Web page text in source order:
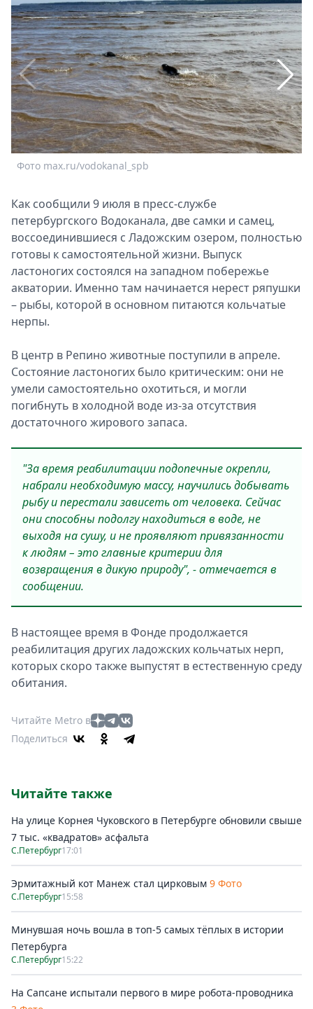
релизы
О
Metro
Стримы
Спецпроекты
Звезды
Выборы
2026
Скачай
Metro
Фото max.ru/vodokanal_spb
Как сообщили 9 июля в пресс-службе
петербургского Водоканала, две самки и самец,
воссоединившиеся с Ладожским озером, полностью
готовы к самостоятельной жизни. Выпуск
ластоногих состоялся на западном побережье
акватории. Именно там начинается нерест ряпушки
– рыбы, которой в основном питаются кольчатые
нерпы.
В центр в Репино животные поступили в апреле.
Состояние ластоногих было критическим: они не
умели самостоятельно охотиться, и могли
погибнуть в холодной воде из-за отсутствия
достаточного жирового запаса.
"За время реабилитации подопечные окрепли,
набрали необходимую массу, научились добывать
рыбу и перестали зависеть от человека. Сейчас
они способны подолгу находиться в воде, не
выходя на сушу, и не проявляют привязанности
к людям – это главные критерии для
возвращения в дикую природу", - отмечается в
сообщении.
В настоящее время в Фонде продолжается
реабилитация других ладожских кольчатых нерп,
которых скоро также выпустят в естественную среду
обитания.
Читайте Metro в
Поделиться
Читайте также
На улице Корнея Чуковского в Петербурге обновили свыше
7 тыс. «квадратов» асфальта
С.Петербург17:01
Эрмитажный кот Манеж стал цирковым 9 Фото
С.Петербург15:58
Минувшая ночь вошла в топ-5 самых тёплых в истории
Петербурга
С.Петербург15:22
На Сапсане испытали первого в мире робота-проводника